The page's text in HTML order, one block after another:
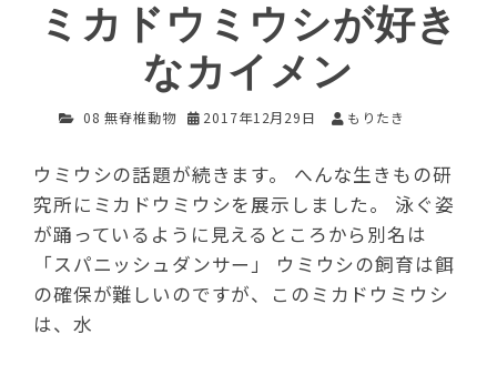
ミカドウミウシが好き
なカイメン
08 無脊椎動物 2017年12月29日 もりたき
ウミウシの話題が続きます。 へんな生きもの研
究所にミカドウミウシを展示しました。 泳ぐ姿
が踊っているように見えるところから別名は
「スパニッシュダンサー」 ウミウシの飼育は餌
の確保が難しいのですが、このミカドウミウシ
は、水